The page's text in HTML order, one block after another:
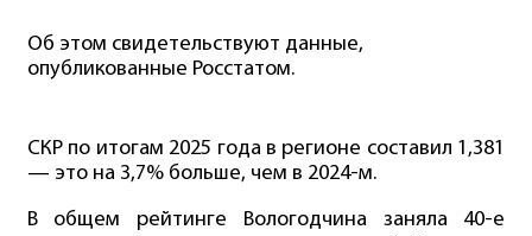
Об этом свидетельствуют данные,
опубликованные Росстатом.
СКР по итогам 2025 года в регионе составил 1,381
— это на 3,7% больше, чем в 2024-м.
В общем рейтинге Вологодчина заняла 40-е